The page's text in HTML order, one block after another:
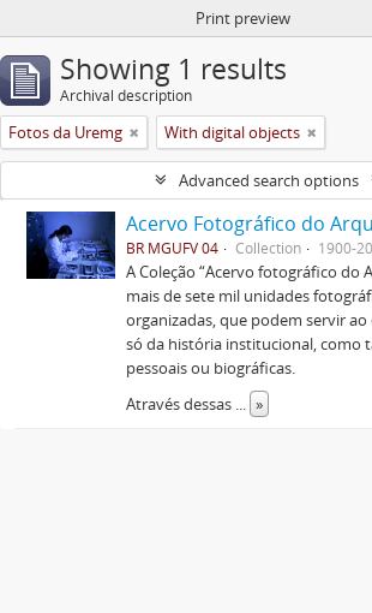
Print preview
Showing 1 results
Archival description
Fotos da Uremg With digital objects
Advanced search options
BR MGUFV 04 Collection 1900-
A Coleção “Acervo fotográfico do
mais de sete mil unidades
organizadas, que podem servir
só da história institucional, como
pessoais ou biográficas.
Através dessas ... »